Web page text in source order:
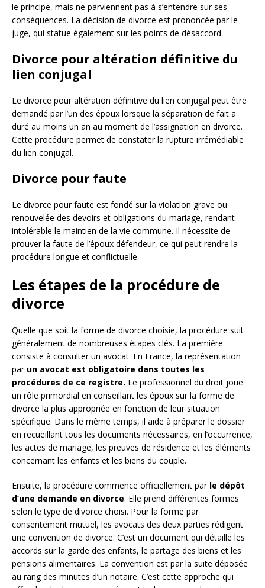
le principe, mais ne parviennent pas à s’entendre sur ses
conséquences. La décision de divorce est prononcée par le
juge, qui statue également sur les points de désaccord.
Divorce pour altération définitive du
lien conjugal
Le divorce pour altération définitive du lien conjugal peut être
demandé par l’un des époux lorsque la séparation de fait a
duré au moins un an au moment de l’assignation en divorce.
Cette procédure permet de constater la rupture irrémédiable
du lien conjugal.
Divorce pour faute
Le divorce pour faute est fondé sur la violation grave ou
renouvelée des devoirs et obligations du mariage, rendant
intolérable le maintien de la vie commune. Il nécessite de
prouver la faute de l’époux défendeur, ce qui peut rendre la
procédure longue et conflictuelle.
Les étapes de la procédure de
divorce
Quelle que soit la forme de divorce choisie, la procédure suit
généralement de nombreuses étapes clés. La première
consiste à consulter un avocat. En France, la représentation
par un avocat est obligatoire dans toutes les
procédures de ce registre. Le professionnel du droit joue
un rôle primordial en conseillant les époux sur la forme de
divorce la plus appropriée en fonction de leur situation
spécifique. Dans le même temps, il aide à préparer le dossier
en recueillant tous les documents nécessaires, en l’occurrence,
les actes de mariage, les preuves de résidence et les éléments
concernant les enfants et les biens du couple.
Ensuite, la procédure commence officiellement parle dépôt
d’une demande en divorce. Elle prend différentes formes
selon le type de divorce choisi. Pour la forme par
consentement mutuel, les avocats des deux parties rédigent
une convention de divorce. C’est un document qui détaille les
accords sur la garde des enfants, le partage des biens et les
pensions alimentaires. La convention est par la suite déposée
au rang des minutes d’un notaire. C’est cette approche qui